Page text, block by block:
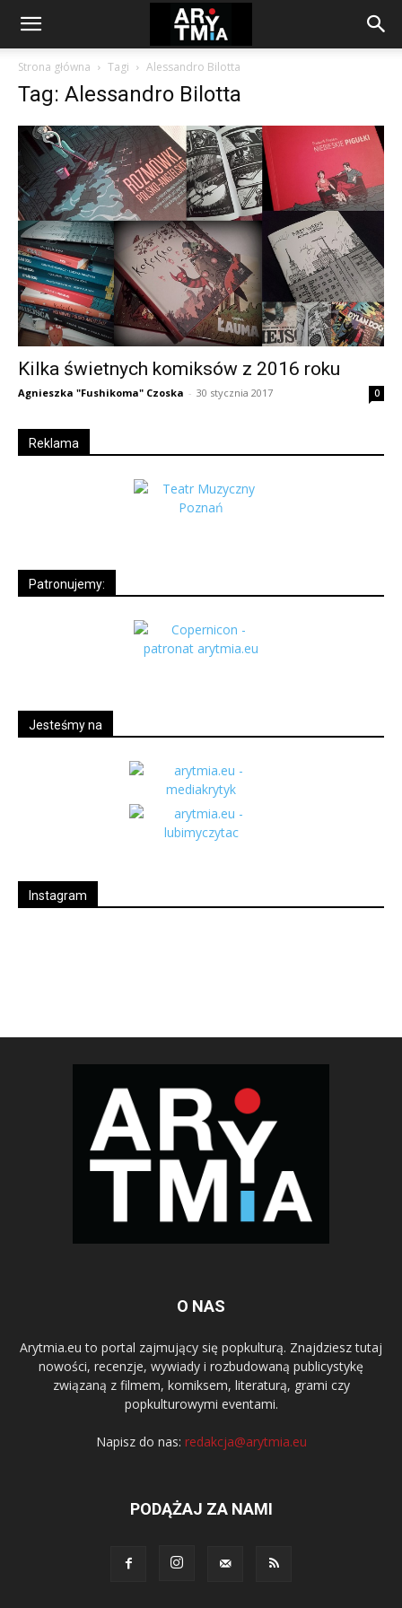
arytmia.eu
Strona główna Tagi Alessandro Bilotta
Tag: Alessandro Bilotta
Kilka świetnych komiksów z 2016 roku
Agnieszka "Fushikoma" Czoska - 30 stycznia 2017 0
Reklama
Patronujemy:
Jesteśmy na
Instagram
O NAS
Arytmia.eu to portal zajmujący się popkulturą. Znajdziesz tutaj
nowości, recenzje, wywiady i rozbudowaną publicystykę
związaną z filmem, komiksem, literaturą, grami czy
popkulturowymi eventami.
Napisz do nas: redakcja@arytmia.eu
PODĄŻAJ ZA NAMI